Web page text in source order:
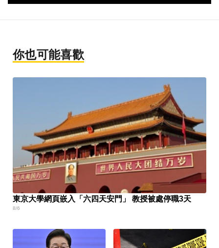
你也可能喜歡
東京大學網頁嵌入「六四天安門」 教授被處停職3天
8/6